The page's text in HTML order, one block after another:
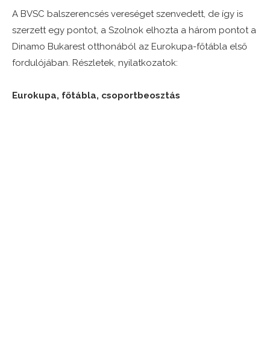
A BVSC balszerencsés vereséget szenvedett, de így is
szerzett egy pontot, a Szolnok elhozta a három pontot a
Dinamo Bukarest otthonából az Eurokupa-főtábla első
fordulójában. Részletek, nyilatkozatok:
Eurokupa, főtábla, csoportbeosztás